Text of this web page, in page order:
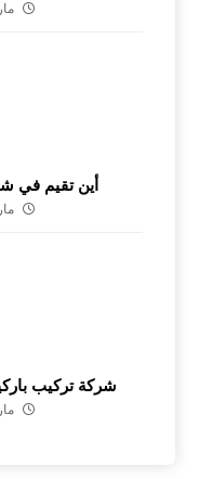
أين تقيم في
شركة تركيب باركيه في